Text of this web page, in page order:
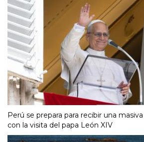
Perú se prepara para recibir una
con la visita del papa León XIV